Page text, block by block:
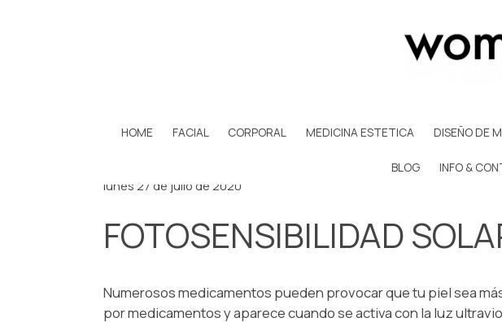
HOME FACIAL CORPORAL MEDICINA ESTETICA DISEÑO DE
BLOG INFO &
lunes 27 de julio de 2020
FOTOSENSIBILIDAD
Numerosos medicamentos pueden provocar que tu piel sea
por medicamentos y aparece cuando se activa con la luz